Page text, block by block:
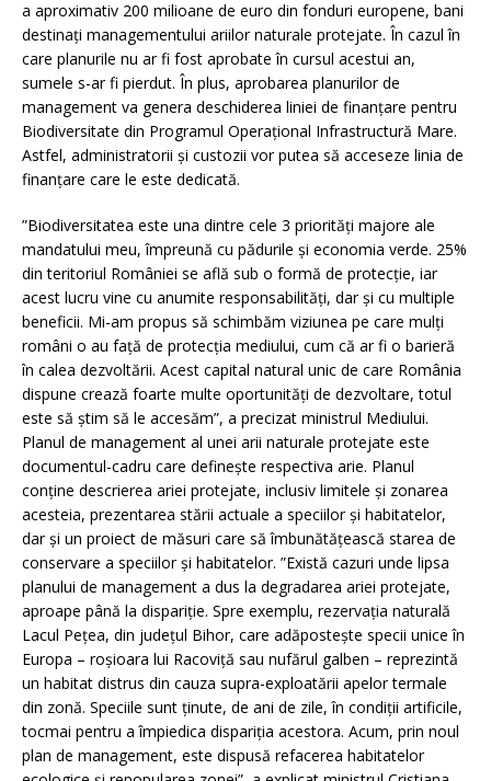
a aproximativ 200 milioane de euro din fonduri europene, bani
destinați managementului ariilor naturale protejate. În cazul în
care planurile nu ar fi fost aprobate în cursul acestui an,
sumele s-ar fi pierdut. În plus, aprobarea planurilor de
management va genera deschiderea liniei de finanțare pentru
Biodiversitate din Programul Operațional Infrastructură Mare.
Astfel, administratorii și custozii vor putea să acceseze linia de
finanțare care le este dedicată.
”Biodiversitatea este una dintre cele 3 priorități majore ale
mandatului meu, împreună cu pădurile și economia verde. 25%
din teritoriul României se află sub o formă de protecție, iar
acest lucru vine cu anumite responsabilități, dar și cu multiple
beneficii. Mi-am propus să schimbăm viziunea pe care mulți
români o au față de protecția mediului, cum că ar fi o barieră
în calea dezvoltării. Acest capital natural unic de care România
dispune crează foarte multe oportunități de dezvoltare, totul
este să știm să le accesăm”, a precizat ministrul Mediului.
Planul de management al unei arii naturale protejate este
documentul-cadru care definește respectiva arie. Planul
conține descrierea ariei protejate, inclusiv limitele și zonarea
acesteia, prezentarea stării actuale a speciilor și habitatelor,
dar și un proiect de măsuri care să îmbunătățească starea de
conservare a speciilor și habitatelor. ”Există cazuri unde lipsa
planului de management a dus la degradarea ariei protejate,
aproape până la dispariție. Spre exemplu, rezervația naturală
Lacul Pețea, din județul Bihor, care adăpostește specii unice în
Europa – roșioara lui Racoviță sau nufărul galben – reprezintă
un habitat distrus din cauza supra-exploatării apelor termale
din zonă. Speciile sunt ținute, de ani de zile, în condiții artificile,
tocmai pentru a împiedica dispariția acestora. Acum, prin noul
plan de management, este dispusă refacerea habitatelor